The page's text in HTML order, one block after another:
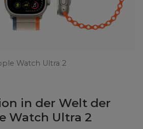
Watch Ultra 2
in der Welt der
Watch Ultra 2